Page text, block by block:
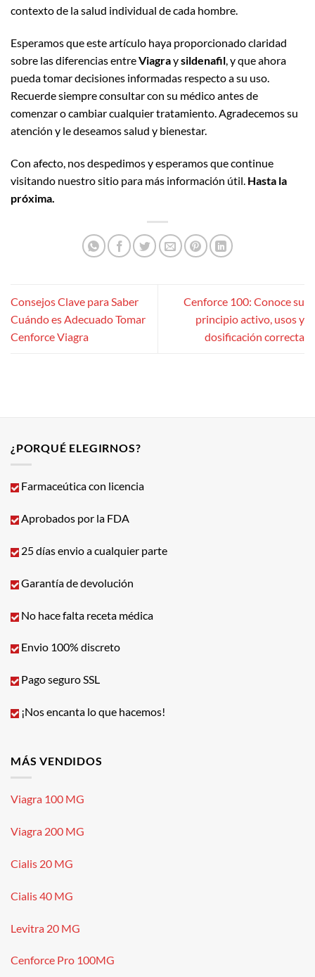
contexto de la salud individual de cada hombre.
Esperamos que este artículo haya proporcionado claridad
sobre las diferencias entreViagraysildenafil , y que ahora
pueda tomar decisiones informadas respecto a su uso.
Recuerde siempre consultar con su médico antes de
comenzar o cambiar cualquier tratamiento. Agradecemos su
atención y le deseamos salud y bienestar.
Con afecto, nos despedimos y esperamos que continue
visitando nuestro sitio para más información útil. Hasta la
próxima.
Consejos Clave para Saber
Cuándo es Adecuado Tomar
Cenforce Viagra
Cenforce 100: Conoce su
principio activo, usos y
dosificación correcta
¿PORQUÉ ELEGIRNOS?
Farmaceútica con licencia
Aprobados por la FDA
25 días envio a cualquier parte
Garantía de devolución
No hace falta receta médica
Envio 100% discreto
Pago seguro SSL
¡Nos encanta lo que hacemos!
MÁS VENDIDOS
Viagra 100 MG
Viagra 200 MG
Cialis 20 MG
Cialis 40 MG
Levitra 20 MG
Cenforce Pro 100MG